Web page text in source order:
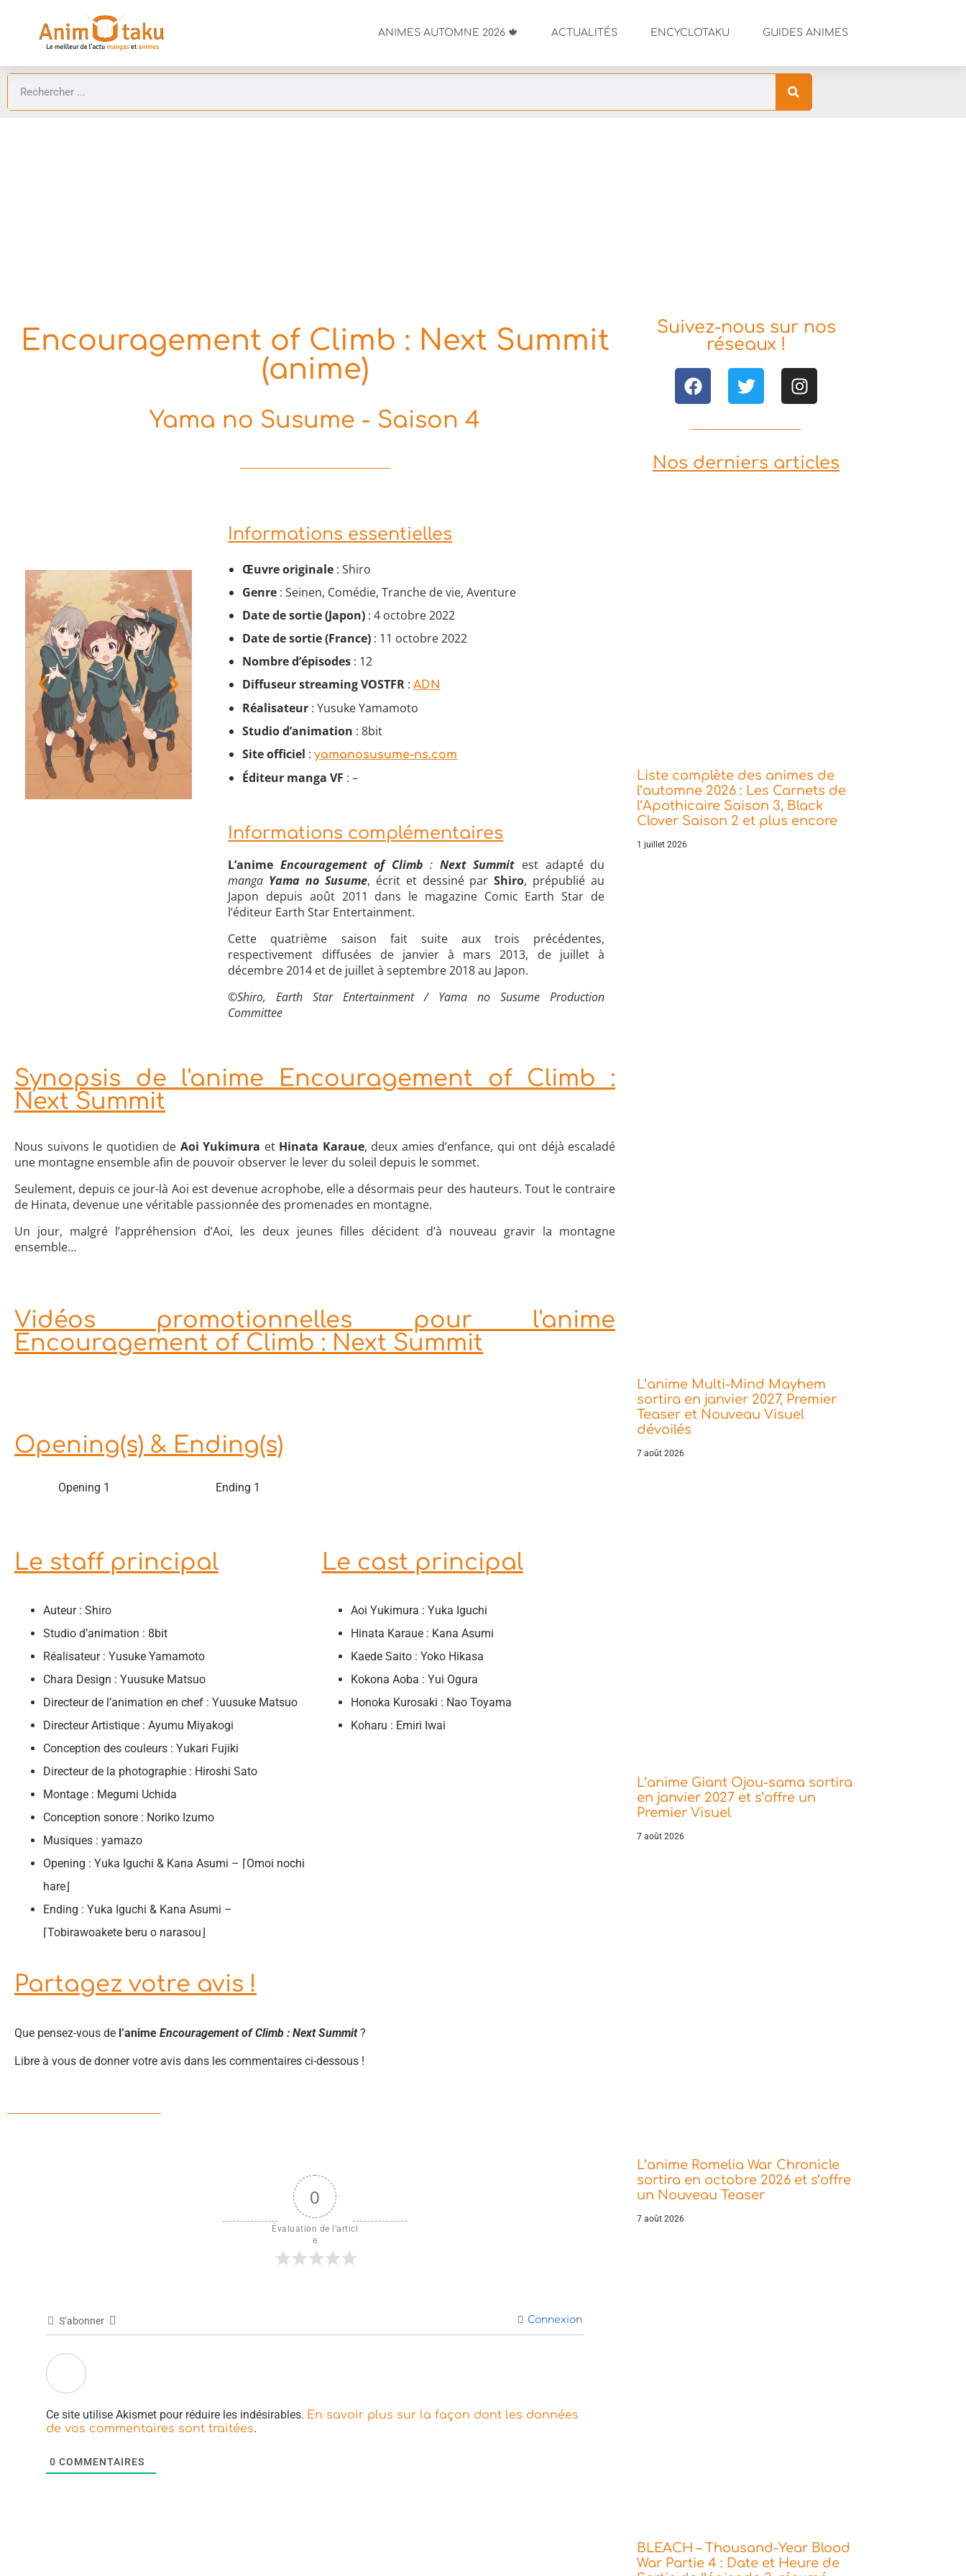
ANIMES AUTOMNE 2026 🍁 ACTUALITÉS ENCYCLOTAKU GUIDES ANIMES
Encouragement of Climb : Next Summit
(anime)
Yama no Susume - Saison 4
Informations essentielles
Œuvre originale : Shiro
Genre : Seinen, Comédie, Tranche de vie, Aventure
Date de sortie (Japon) : 4 octobre 2022
Date de sortie (France) : 11 octobre 2022
Nombre d’épisodes : 12
Diffuseurstreaming VOSTFR :ADN
Réalisateur : Yusuke Yamamoto
Studio d’animation : 8bit
Site officiel :yamanosusume-ns.com
Éditeur manga VF : –
Informations complémentaires
L’anime Encouragement of Climb: Next Summit est adapté du
manga Yama no Susume, écrit et dessiné parShiro, prépublié au
Japon depuis août 2011 dans le magazine Comic Earth Star de
l’éditeur Earth Star Entertainment.
Cette quatrième saison fait suite aux trois précédentes,
respectivement diffusées de janvier à mars 2013, de juillet à
décembre 2014 et de juillet à septembre 2018 au Japon.
©Shiro, Earth Star Entertainment / Yama no Susume Production
Committee
Synopsis de l'anime Encouragement of Climb :
Next Summit
Nous suivons le quotidien de Aoi Yukimura et Hinata Karaue, deux amies d’enfance, qui ont déjà escaladé
une montagne ensemble afin de pouvoir observer le lever du soleil depuis le sommet.
Seulement, depuis ce jour-là Aoi est devenue acrophobe, elle a désormais peur des hauteurs. Tout le contraire
de Hinata, devenue une véritable passionnée des promenades en montagne.
Un jour, malgré l’appréhension d’Aoi, les deux jeunes filles décident d’à nouveau gravir la montagne
ensemble…
Vidéos promotionnelles pour l'anime
Encouragement of Climb : Next Summit
Opening(s) & Ending(s)
Opening 1 Ending 1
Le staff principal
Auteur : Shiro
Studio d’animation : 8bit
Réalisateur : Yusuke Yamamoto
Chara Design : Yuusuke Matsuo
Directeur de l’animation en chef : Yuusuke Matsuo
Directeur Artistique : Ayumu Miyakogi
Conception des couleurs : Yukari Fujiki
Directeur de la photographie : Hiroshi Sato
Montage : Megumi Uchida
Conception sonore : Noriko Izumo
Musiques : yamazo
Opening : Yuka Iguchi & Kana Asumi – ⌈Omoi nochi
hare⌋
Ending : Yuka Iguchi & Kana Asumi –
⌈Tobirawoakete beru o narasou⌋
Le cast principal
Aoi Yukimura : Yuka Iguchi
Hinata Karaue : Kana Asumi
Kaede Saito : Yoko Hikasa
Kokona Aoba : Yui Ogura
Honoka Kurosaki : Nao Toyama
Koharu : Emiri Iwai
Partagez votre avis !
Que pensez-vous de l’anime Encouragement of Climb : Next Summit?
Libre à vous de donner votre avis dans les commentaires ci-dessous !
0
Évaluation de l'articl
e
S’abonner Connexion
Ce site utilise Akismet pour réduire les indésirables. En savoir plus sur la façon dont les données
de vos commentaires sont traitées.
0 COMMENTAIRES
Suivez-nous sur nos
réseaux !
Nos derniers articles
Liste complète des animes de
l’automne 2026 : Les Carnets de
l’Apothicaire Saison 3, Black
Clover Saison 2 et plus encore
1 juillet 2026
L’anime Multi-Mind Mayhem
sortira en janvier 2027, Premier
Teaser et Nouveau Visuel
dévoilés
7 août 2026
L’anime Giant Ojou-sama sortira
en janvier 2027 et s’offre un
Premier Visuel
7 août 2026
L’anime Romelia War Chronicle
sortira en octobre 2026 et s’offre
un Nouveau Teaser
7 août 2026
BLEACH – Thousand-Year Blood
War Partie 4 : Date et Heure de